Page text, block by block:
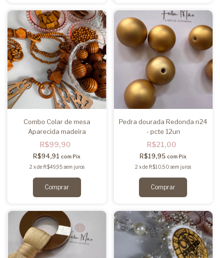
Combo Colar de mesa
Aparecida madeira
R$99,90
R$94,91com Pix
2 xde R$49,95 sem juros
Pedra dourada Redonda n24
- pcte 12un
R$21,00
R$19,95com Pix
2 xde R$10,50 sem juros